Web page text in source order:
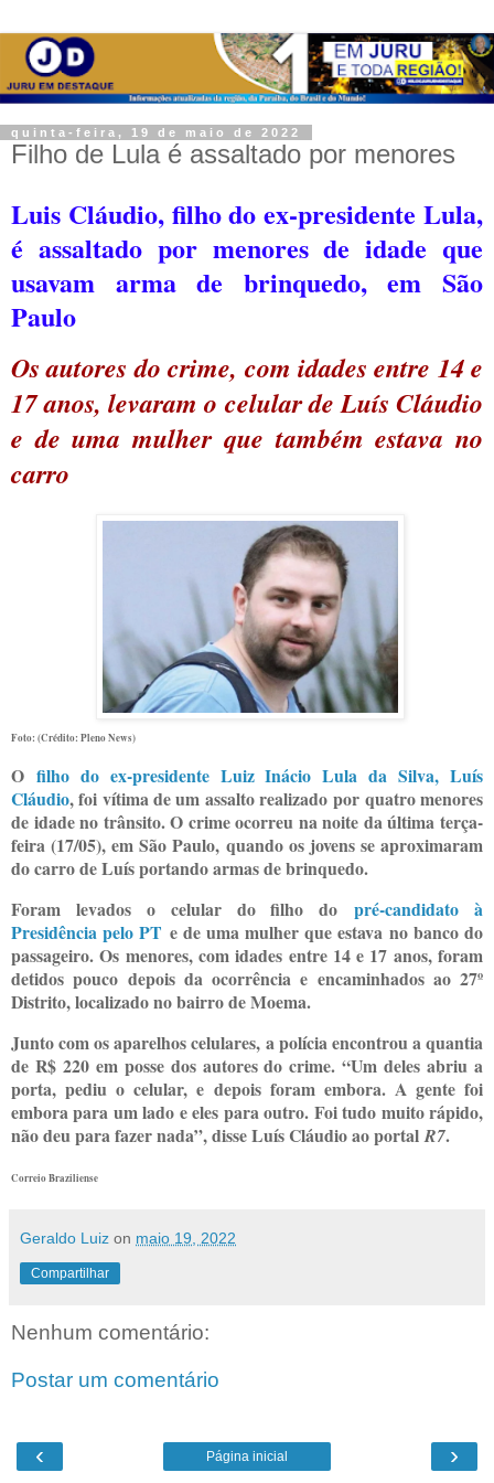
quinta-feira, 19 de maio de 2022
Filho de Lula é assaltado por menores
Luis Cláudio, filho do ex-presidente Lula,
é assaltado por menores de idade que
usavam arma de brinquedo, em São
Paulo
Os autores do crime, com idades entre 14 e
17 anos, levaram o celular de Luís Cláudio
e de uma mulher que também estava no
carro
Foto: (Crédito: Pleno News)
O filho do ex-presidente Luiz Inácio Lula da Silva, Luís
Cláudio, foi vítima de um assalto realizado por quatro menores
de idade no trânsito. O crime ocorreu na noite da última terça-
feira (17/05), em São Paulo, quando os jovens se aproximaram
do carro de Luís portando armas de brinquedo.
Foram levados o celular do filho dopré-candidato à
Presidência pelo PT e de uma mulher que estava no banco do
passageiro. Os menores, com idades entre 14 e 17 anos, foram
detidos pouco depois da ocorrência e encaminhados ao 27º
Distrito, localizado no bairro de Moema.
Junto com os aparelhos celulares, a polícia encontrou a quantia
de R$ 220 em posse dos autores do crime. “Um deles abriu a
porta, pediu o celular, e depois foram embora. A gente foi
embora para um lado e eles para outro. Foi tudo muito rápido,
não deu para fazer nada”, disse Luís Cláudio ao portalR7.
Correio Braziliense
Geraldo Luiz on maio 19, 2022
Compartilhar
Nenhum comentário:
Postar um comentário
‹ ›
Página inicial